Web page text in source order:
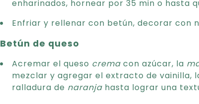
enharinados, hornear por 35 min o hasta
Enfriar y rellenar con betún, decorar con
Betún de queso
Acremar el queso crema con azúcar, la
mezclar y agregar el extracto de vainilla,
ralladura de naranja hasta lograr una